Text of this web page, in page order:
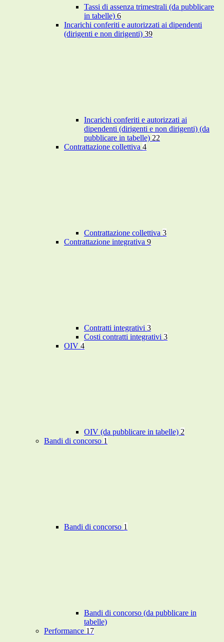
Tassi di assenza trimestrali (da pubblicare
in tabelle) 6
Incarichi conferiti e autorizzati ai dipendenti
(dirigenti e non dirigenti) 39
Incarichi conferiti e autorizzati ai
dipendenti (dirigenti e non dirigenti) (da
pubblicare in tabelle) 22
Contrattazione collettiva 4
Contrattazione collettiva 3
Contrattazione integrativa 9
Contratti integrativi 3
Costi contratti integrativi 3
OIV 4
OIV (da pubblicare in tabelle) 2
Bandi di concorso 1
Bandi di concorso 1
Bandi di concorso (da pubblicare in
tabelle)
Performance 17